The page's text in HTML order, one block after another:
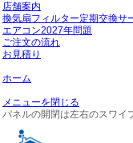
店舗案内
換気扇フィルター定期交換サ
エアコン2027年問題
ご注文の流れ
お見積り
ホーム
メニューを閉じる
パネルの開閉は左右のスワイ